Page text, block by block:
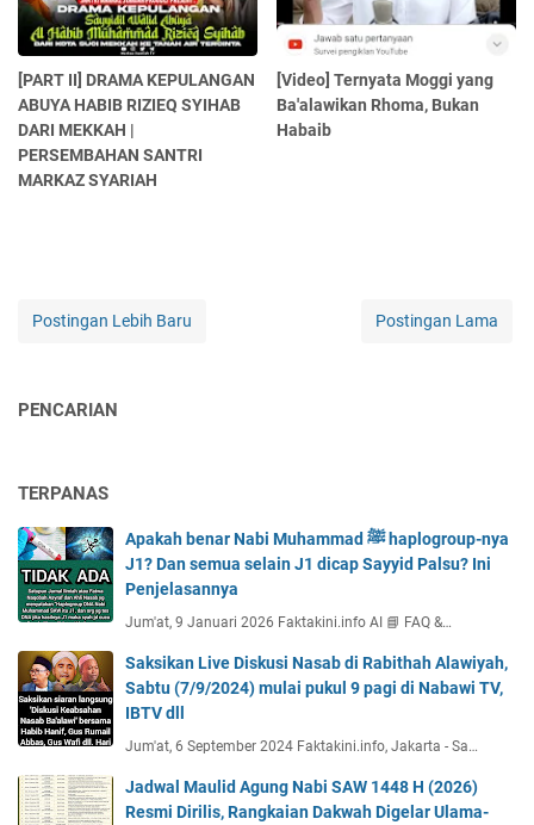
[PART II] DRAMA KEPULANGAN
ABUYA HABIB RIZIEQ SYIHAB
DARI MEKKAH |
PERSEMBAHAN SANTRI
MARKAZ SYARIAH
[Video] Ternyata Moggi yang
Ba'alawikan Rhoma, Bukan
Habaib
Postingan Lebih Baru Postingan Lama
PENCARIAN
TERPANAS
Apakah benar Nabi Muhammad ﷺ haplogroup-nya
J1? Dan semua selain J1 dicap Sayyid Palsu? Ini
Penjelasannya
Jum'at, 9 Januari 2026 Faktakini.info AI 📘 FAQ &…
Saksikan Live Diskusi Nasab di Rabithah Alawiyah,
Sabtu (7/9/2024) mulai pukul 9 pagi di Nabawi TV,
IBTV dll
Jum'at, 6 September 2024 Faktakini.info, Jakarta - Sa…
Jadwal Maulid Agung Nabi SAW 1448 H (2026)
Resmi Dirilis, Rangkaian Dakwah Digelar Ulama-